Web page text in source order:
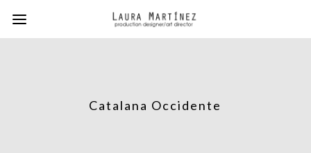
Catalana Occidente